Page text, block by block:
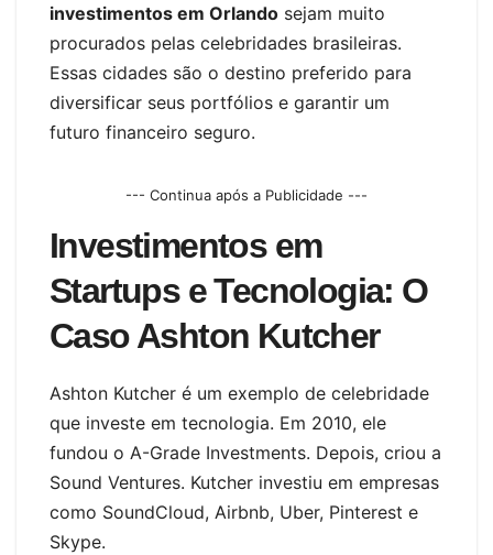
investimentos em Orlando sejam muito
procurados pelas celebridades brasileiras.
Essas cidades são o destino preferido para
diversificar seus portfólios e garantir um
futuro financeiro seguro.
--- Continua após a Publicidade ---
Investimentos em
Startups e Tecnologia: O
Caso Ashton Kutcher
Ashton Kutcher é um exemplo de celebridade
que investe em tecnologia. Em 2010, ele
fundou o A-Grade Investments. Depois, criou a
Sound Ventures. Kutcher investiu em empresas
como SoundCloud, Airbnb, Uber, Pinterest e
Skype.